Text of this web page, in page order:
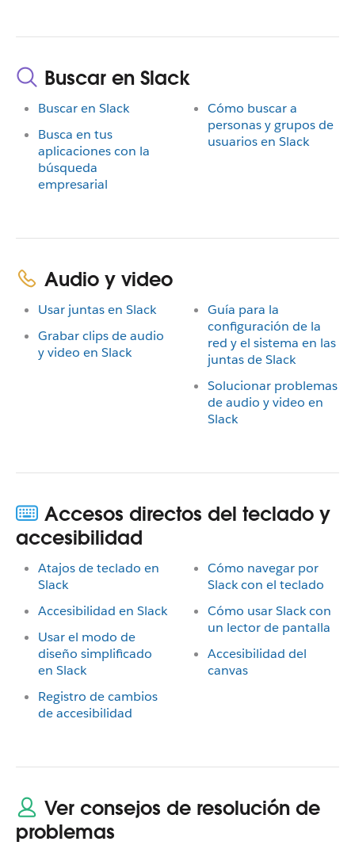
Buscar en Slack
Buscar en Slack
Busca en tus
aplicaciones con la
búsqueda
empresarial
Cómo buscar a
personas y grupos de
usuarios en Slack
Audio y video
Usar juntas en Slack
Grabar clips de audio
y video en Slack
Guía para la
configuración de la
red y el sistema en las
juntas de Slack
Solucionar problemas
de audio y video en
Slack
Accesos directos del teclado y
accesibilidad
Atajos de teclado en
Slack
Accesibilidad en Slack
Usar el modo de
diseño simplificado
en Slack
Registro de cambios
de accesibilidad
Cómo navegar por
Slack con el teclado
Cómo usar Slack con
un lector de pantalla
Accesibilidad del
canvas
Ver consejos de resolución de
problemas